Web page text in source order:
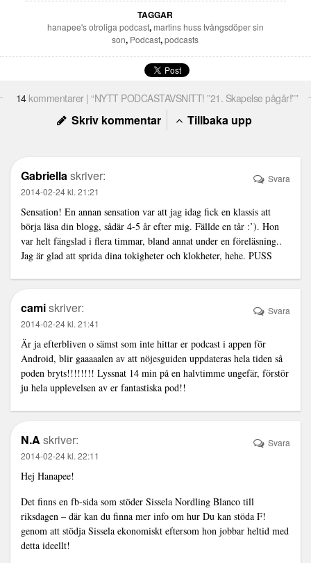
TAGGAR
hanapee's otroliga podcast,martins huss tvångsdöper sin
son, Podcast,podcasts
14kommentarer | “NYTT PODCASTAVSNITT! ”21. Skapelse pågår!””
Skriv kommentar Tillbaka upp
Gabriellaskriver:
2014-02-24 kl. 21:21
Sensation! En annan sensation var att jag idag fick en klassis att
börja läsa din blogg, sådär 4-5 år efter mig. Fällde en tår :’). Hon
var helt fängslad i flera timmar, bland annat under en föreläsning..
Jag är glad att sprida dina tokigheter och klokheter, hehe. PUSS
Svara
camiskriver:
2014-02-24 kl. 21:41
Är ja efterbliven o sämst som inte hittar er podcast i appen för
Android, blir gaaaaalen av att nöjesguiden uppdateras hela tiden så
poden bryts!!!!!!!! Lyssnat 14 min på en halvtimme ungefär, förstör
ju hela upplevelsen av er fantastiska pod!!
Svara
N.A skriver:
2014-02-24 kl. 22:11
Hej Hanapee!
Det finns en fb-sida som stöder Sissela Nordling Blanco till
riksdagen – där kan du finna mer info om hur Du kan stöda F!
genom att stödja Sissela ekonomiskt eftersom hon jobbar heltid med
detta ideellt!
Svara